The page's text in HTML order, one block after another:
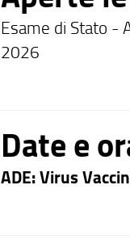
Esame di Stato -
2026
Date e
ADE: Virus